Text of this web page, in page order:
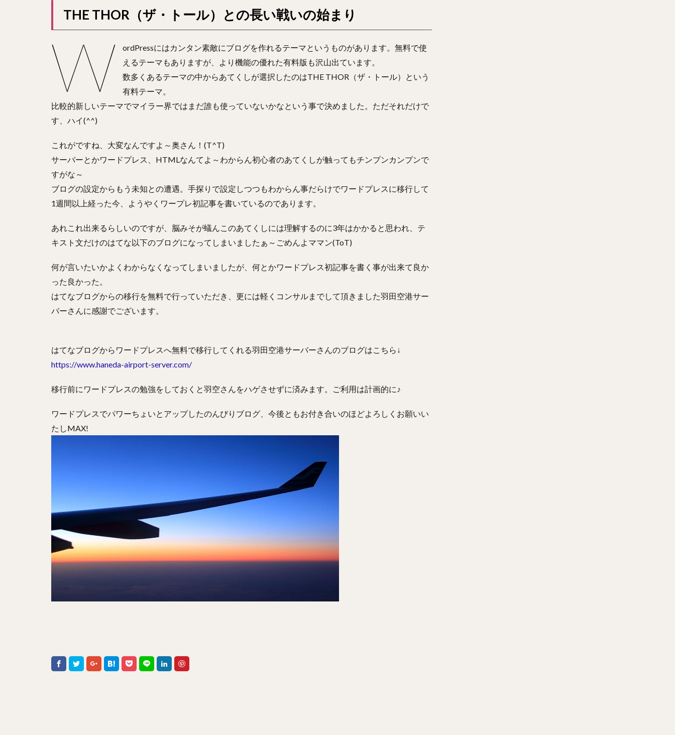
THE THOR（ザ・トール）との長い戦いの始まり
W
ordPressにはカンタン素敵にブログを作れるテーマというものがあります。無料で使
えるテーマもありますが、より機能の優れた有料版も沢山出ています。
数多くあるテーマの中からあてくしが選択したのはTHE THOR（ザ・トール）という
有料テーマ。
比較的新しいテーマでマイラー界ではまだ誰も使っていないかなという事で決めました。ただそれだけで
す、ハイ(^^)ゞ
これがですね、大変なんですよ～奥さん！(T^T)
サーバーとかワードプレス、HTMLなんてよ～わからん初心者のあてくしが触ってもチンプンカンプンで
すがな～
ブログの設定からもう未知との遭遇。手探りで設定しつつもわからん事だらけでワードプレスに移行して
1週間以上経った今、ようやくワープレ初記事を書いているのであります。
あれこれ出来るらしいのですが、脳みそが蟻んこのあてくしには理解するのに3年はかかると思われ、テ
キスト文だけのはてな以下のブログになってしまいましたぁ～ごめんよママン(ToT)
何が言いたいかよくわからなくなってしまいましたが、何とかワードプレス初記事を書く事が出来て良か
った良かった。
はてなブログからの移行を無料で行っていただき、更には軽くコンサルまでして頂きました羽田空港サー
バーさんに感謝でございます。
はてなブログからワードプレスへ無料で移行してくれる羽田空港サーバーさんのブログはこちら↓
https://www.haneda-airport-server.com/
移行前にワードプレスの勉強をしておくと羽空さんをハゲさせずに済みます。ご利用は計画的に♪
ワードプレスでパワーちょいとアップしたのんびりブログ、今後ともお付き合いのほどよろしくお願いい
たしMAX!